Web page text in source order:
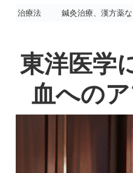
治療法 鍼灸治療、漢方薬
東洋医学
血への